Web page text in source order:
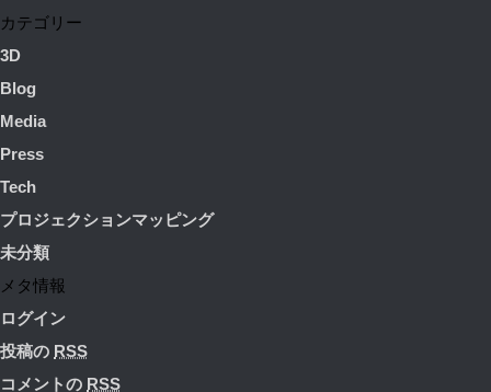
カテゴリー
3D
Blog
Media
Press
Tech
プロジェクションマッピング
未分類
メタ情報
ログイン
投稿の RSS
コメントの RSS